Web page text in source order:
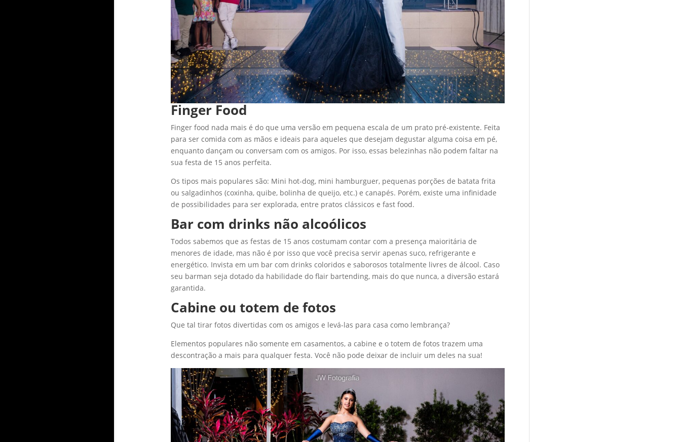
Finger Food
Finger food nada mais é do que uma versão em pequena escala de um prato pré-existente. Feita
para ser comida com as mãos e ideais para aqueles que desejam degustar alguma coisa em pé,
enquanto dançam ou conversam com os amigos. Por isso, essas belezinhas não podem faltar na
sua festa de 15 anos perfeita.
Os tipos mais populares são: Mini hot-dog, mini hamburguer, pequenas porções de batata frita
ou salgadinhos (coxinha, quibe, bolinha de queijo, etc.) e canapés. Porém, existe uma infinidade
de possibilidades para ser explorada, entre pratos clássicos e fast food.
Bar com drinks não alcoólicos
Todos sabemos que as festas de 15 anos costumam contar com a presença maioritária de
menores de idade, mas não é por isso que você precisa servir apenas suco, refrigerante e
energético. Invista em um bar com drinks coloridos e saborosos totalmente livres de álcool. Caso
seu barman seja dotado da habilidade do flair bartending, mais do que nunca, a diversão estará
garantida.
Cabine ou totem de fotos
Que tal tirar fotos divertidas com os amigos e levá-las para casa como lembrança?
Elementos populares não somente em casamentos, a cabine e o totem de fotos trazem uma
descontração a mais para qualquer festa. Você não pode deixar de incluir um deles na sua!